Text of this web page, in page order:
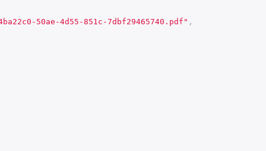
50ae-4d55-851c-7dbf29465740.pdf" ,